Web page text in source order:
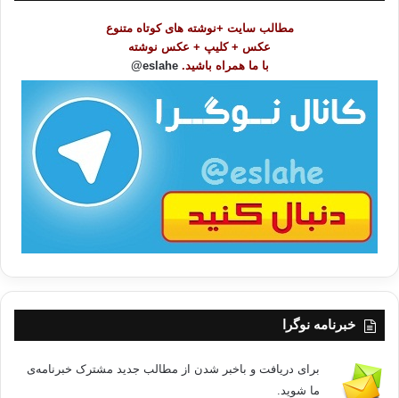
مطالب سایت +نوشته های کوتاه متنوع
عکس + کلیپ + عکس نوشته
با ما همراه باشید. eslahe@
خبرنامه نوگرا
برای دریافت و باخبر شدن از مطالب جدید مشترک خبرنامه‌ی
ما شوید.